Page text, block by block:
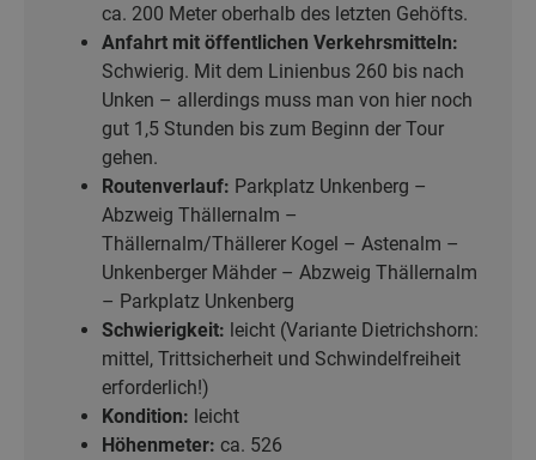
ca. 200 Meter oberhalb des letzten Gehöfts.
Anfahrt mit öffentlichen Verkehrsmitteln:
Schwierig. Mit dem Linienbus 260 bis nach
Unken – allerdings muss man von hier noch
gut 1,5 Stunden bis zum Beginn der Tour
gehen.
Routenverlauf: Parkplatz Unkenberg –
Abzweig Thällernalm –
Thällernalm/Thällerer Kogel – Astenalm –
Unkenberger Mähder – Abzweig Thällernalm
– Parkplatz Unkenberg
Schwierigkeit: leicht (Variante Dietrichshorn:
mittel, Trittsicherheit und Schwindelfreiheit
erforderlich!)
Kondition: leicht
Höhenmeter: ca. 526